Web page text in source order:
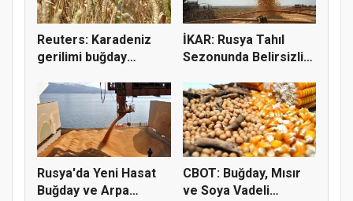
Reuters: Karadeniz
gerilimi buğday
İKAR: Rusya Tahıl
Sezonunda Belirsizlik
Rusya'da Yeni Hasat
Buğday ve Arpa
CBOT: Buğday, Mısır
ve Soya Vadeli